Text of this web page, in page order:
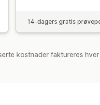
14-dagers gratis
kostnader faktureres